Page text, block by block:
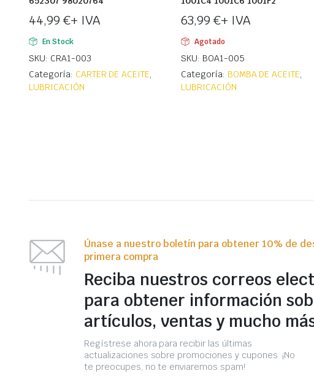
44,99 €+ IVA
En Stock
SKU: CRA1-003
Categoría: CARTER DE ACEITE,
LUBRICACIÓN
63,99 €+ IVA
Agotado
SKU: BOA1-005
Categoría: BOMBA DE ACEITE,
LUBRICACIÓN
Únase a nuestro boletín para obtener 10% de
primera compra
Reciba nuestros correos
para obtener información
artículos, ventas y mucho
Regístrese ahora para recibir las últimas
actualizaciones sobre promociones y cupones. ¡No
te preocupes, no te enviaremos spam!